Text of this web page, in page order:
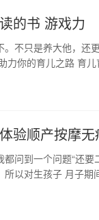
的书 游戏力
。不只是养大他，还
力你的育儿之路 育
验顺产按摩
问到一个问题“还
所以对生孩子 月子